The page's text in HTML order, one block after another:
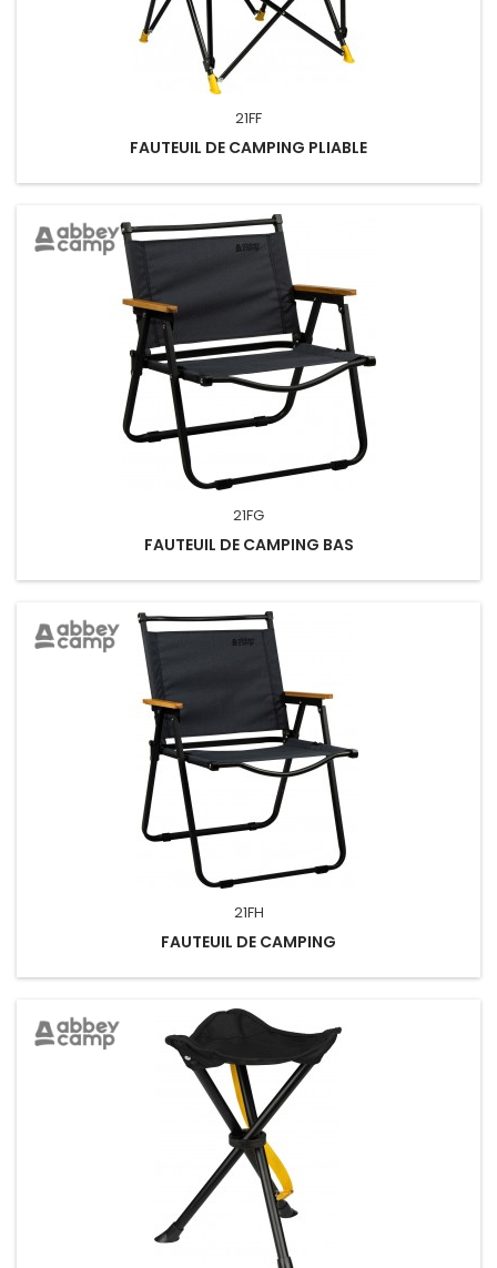
21FF
FAUTEUIL DE CAMPING PLIABLE
21FG
FAUTEUIL DE CAMPING BAS
21FH
FAUTEUIL DE CAMPING